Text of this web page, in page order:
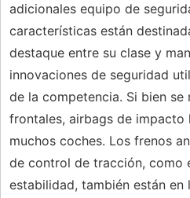
adicionales equipo de
características están
destaque entre su clase y
innovaciones de seguridad
de la competencia. Si bien se
frontales, airbags de impacto
muchos coches. Los frenos
de control de tracción, como
estabilidad, también están